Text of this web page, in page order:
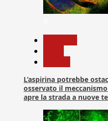
L’aspirina potrebbe
osservato il
apre la strada a nuove